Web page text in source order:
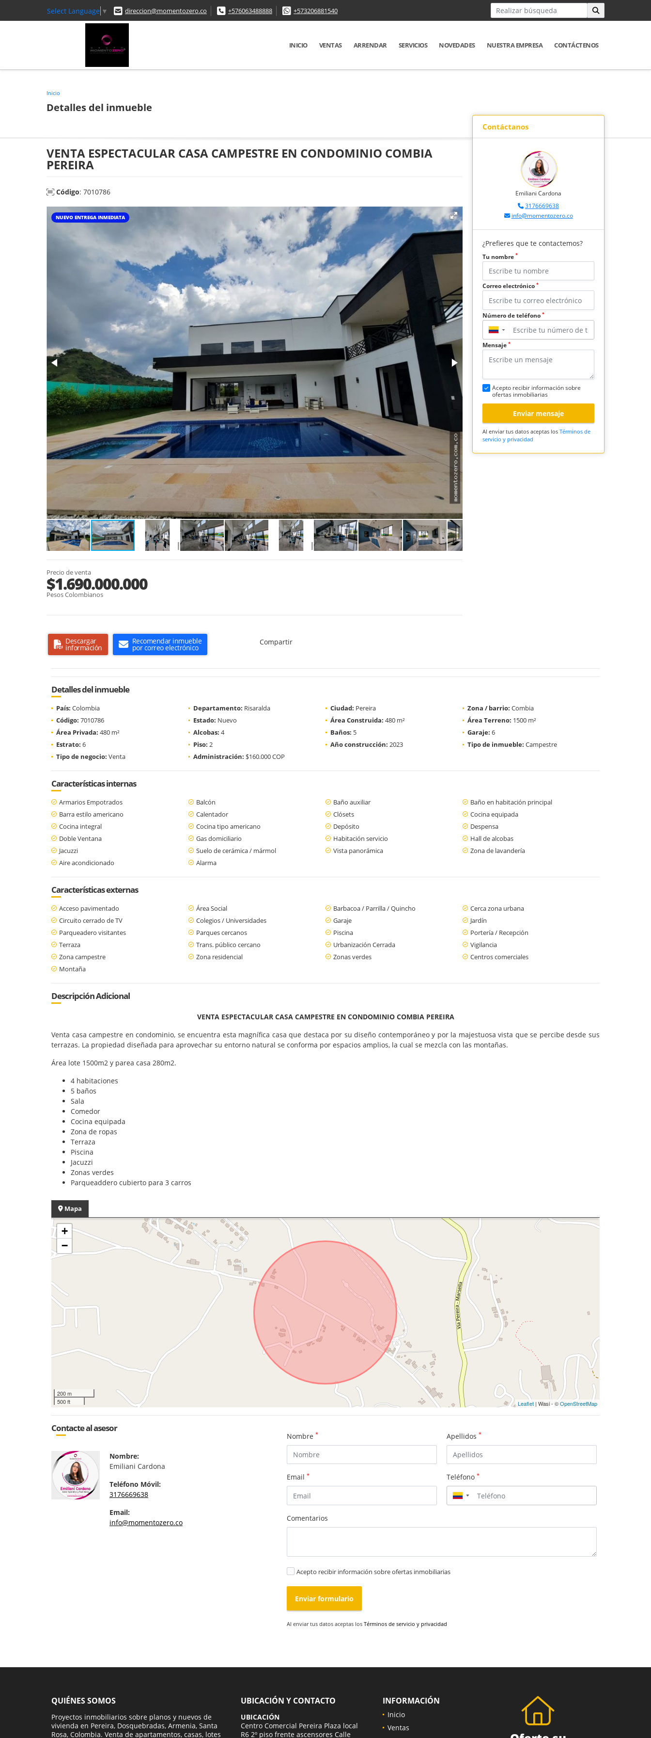
Select Language ▼ direccion@momentozero.co +576063488888 +573206881540
INICIO VENTAS ARRENDAR SERVICIOS NOVEDADES NUESTRA EMPRESA CONTÁCTENOS
Inicio
Detalles del inmueble
VENTA ESPECTACULAR CASA CAMPESTRE EN CONDOMINIO COMBIA
PEREIRA
Código: 7010786
NUEVO ENTREGA INMEDIATA
Precio de venta
$1.690.000.000
Pesos Colombianos
Descargar
información
Recomendar inmueble
por correo electrónico
Compartir
Contáctanos
Emiliani Cardona
3176669638
info@momentozero.co
¿Prefieres que te contactemos?
Tu nombre *
Correo electrónico *
Número de teléfono *
▼
Mensaje *
Acepto recibir información sobre
ofertas inmobiliarias
Enviar mensaje
Al enviar tus datos aceptas los Términos de
servicio y privacidad
Detalles del inmueble
País: Colombia Departamento: Risaralda Ciudad: Pereira Zona / barrio: Combia
Código: 7010786 Estado: Nuevo Área Construida: 480 m² Área Terreno: 1500 m²
Área Privada: 480 m² Alcobas: 4 Baños: 5 Garaje: 6
Estrato: 6 Piso: 2 Año construcción: 2023 Tipo de inmueble: Campestre
Tipo de negocio: Venta Administración: $160.000 COP
Características internas
Armarios Empotrados Balcón Baño auxiliar
Baño en habitación principal
Barra estilo americano
Calentador Clósets
Cocina equipada
Cocina integral
Cocina tipo americano Depósito
Despensa
Doble Ventana
Gas domiciliario Habitación servicio
Hall de alcobas
Jacuzzi
Suelo de cerámica / mármol Vista panorámica
Zona de lavandería
Aire acondicionado
Alarma
Características externas
Acceso pavimentado Área Social Barbacoa / Parrilla / Quincho
Cerca zona urbana
Circuito cerrado de TV
Colegios / Universidades Garaje
Jardín
Parqueadero visitantes
Parques cercanos Piscina
Portería / Recepción
Terraza
Trans. público cercano Urbanización Cerrada
Vigilancia
Zona campestre
Zona residencial Zonas verdes
Centros comerciales
Montaña
Descripción Adicional
VENTA ESPECTACULAR CASA CAMPESTRE EN CONDOMINIO COMBIA PEREIRA
Venta casa campestre en condominio, se encuentra esta magnífica casa que destaca por su diseño contemporáneo y por la majestuosa vista que se percibe desde sus
terrazas. La propiedad diseñada para aprovechar su entorno natural se conforma por espacios amplios, la cual se mezcla con las montañas.
Área lote 1500m2 y parea casa 280m2.
4 habitaciones
5 baños
Sala
Comedor
Cocina equipada
Zona de ropas
Terraza
Piscina
Jacuzzi
Zonas verdes
Parqueaddero cubierto para 3 carros
Mapa
+
−
200 m
500 ft
Leaflet | Wasi - ©OpenStreetMap
Contacte al asesor
Nombre:
Emiliani Cardona
Teléfono Móvil:
3176669638
Email:
info@momentozero.co
Nombre * Apellidos *
Email * Teléfono *
▼
Comentarios
Acepto recibir información sobre ofertas inmobiliarias
Enviar formulario
Al enviar tus datos aceptas los Términos de servicio y privacidad
QUIÉNES SOMOS
Proyectos inmobiliarios sobre planos y nuevos de
vivienda en Pereira, Dosquebradas, Armenia, Santa
Rosa, Colombia. Venta de apartamentos, casas, lotes
UBICACIÓN Y CONTACTO
UBICACIÓN
Centro Comercial Pereira Plaza local
R6 2º piso frente ascensores Calle
INFORMACIÓN
Inicio
Ventas